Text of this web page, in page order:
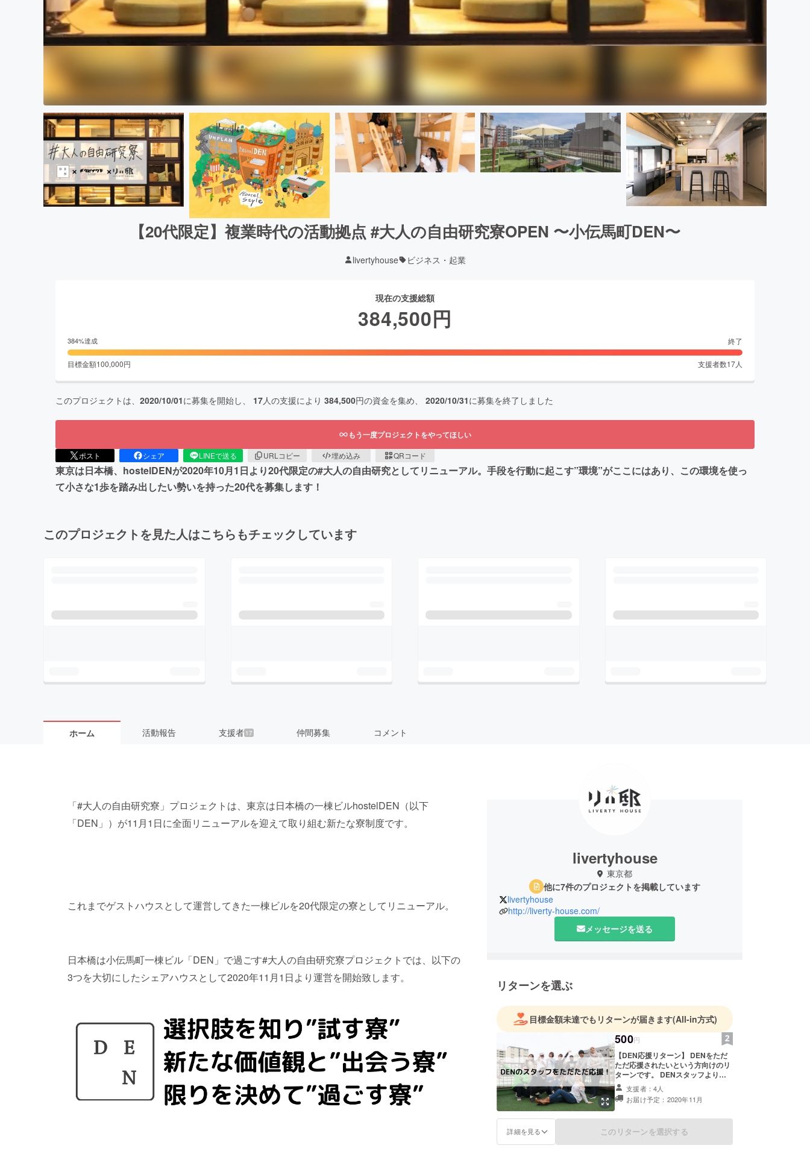
【20代限定】複業時代の活動拠点 #大人の自由研究寮OPEN 〜小伝馬町DEN〜
livertyhouse ビジネス・起業
現在の支援総額
384,500円
384%達成 終了
目標金額100,000円 支援者数17人
このプロジェクトは、 2020/10/01に募集を開始し、 17人の支援により 384,500円の資金を集め、 2020/10/31に募集を終了しました
もう一度プロジェクトをやってほしい
ポスト シェア LINEで送る URLコピー 埋め込み QRコード
東京は日本橋、hostelDENが2020年10月1日より20代限定の#大人の自由研究としてリニューアル。手段を行動に起こす”環境”がここにはあり、この環境を使っ
て小さな1歩を踏み出したい勢いを持った20代を募集します！
このプロジェクトを見た人はこちらもチェックしています
ホーム 活動報告 支援者 17 仲間募集 コメント
「#大人の自由研究寮」プロジェクトは、東京は日本橋の一棟ビルhostelDEN（以下
「DEN」）が11月1日に全面リニューアルを迎えて取り組む新たな寮制度です。
これまでゲストハウスとして運営してきた一棟ビルを20代限定の寮としてリニューアル。
日本橋は小伝馬町一棟ビル「DEN」で過ごす#大人の自由研究寮プロジェクトでは、以下の
3つを大切にしたシェアハウスとして2020年11月1日より運営を開始致します。
livertyhouse
東京都
他に7件のプロジェクトを掲載しています
livertyhouse
http://liverty-house.com/
メッセージを送る
リターンを選ぶ
目標金額未達でもリターンが届きます(All-in方式)
500円
【DEN応援リターン】 DENをただ
ただ応援されたいという方向けのリ
ターンです。 DENスタッフより感
謝のメールをお送りいたします。
支援者：4人
お届け予定：2020年11月
詳細を見る このリターンを選択する